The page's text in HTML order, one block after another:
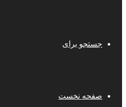
جستجو برای
صفحه نخست